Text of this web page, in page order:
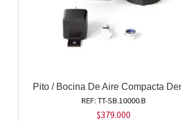
Pito / Bocina De Aire Compacta
REF: TT-SB.10000.B
$379.000